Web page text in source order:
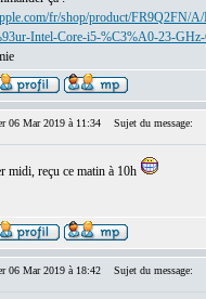
fr/shop/product/FR9Q2FN/
Intel-Core-i5-%C3%A0-23-
06 Mar 2019 à 11:34 Sujet du message:
midi, reçu ce matin à 10h
06 Mar 2019 à 18:42 Sujet du message: